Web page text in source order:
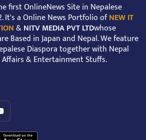
first OnlineNews Site in Nepalese
It's a Online News Portfolio ofNEW IT
&NITV MEDIA PVT LTDwhose
Based in Japan and Nepal. We feature
Diaspora together with Nepal
Affairs & Entertainment Stuffs.